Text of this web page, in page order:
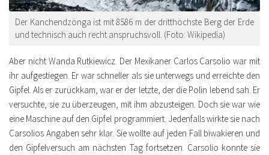
Der Kanchendzönga ist mit 8586 m der dritthöchste Berg der Erde
und technisch auch recht anspruchsvoll. (Foto: Wikipedia)
Aber nicht Wanda Rutkiewicz. Der Mexikaner Carlos Carsolio war mit
ihr aufgestiegen. Er war schneller als sie unterwegs und erreichte den
Gipfel. Als er zurückkam, war er der letzte, der die Polin lebend sah. Er
versuchte, sie zu überzeugen, mit ihm abzusteigen. Doch sie war wie
eine Maschine auf den Gipfel programmiert. Jedenfalls wirkte sie nach
Carsolios Angaben sehr klar. Sie wollte auf jeden Fall biwakieren und
den Gipfelversuch am nächsten Tag fortsetzen. Carsolio konnte sie